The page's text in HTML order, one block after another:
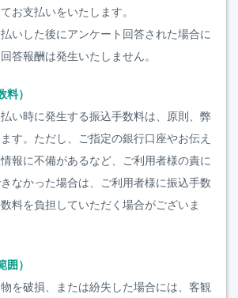
お支払いをいたします。
いした後にアンケート回答された場合に
答報酬は発生いたしません。
）
い時に発生する振込手数料は、原則、弊
す。ただし、ご指定の銀行口座やお伝え
報に不備があるなど、ご利用者様の責に
なかった場合は、ご利用者様に振込手数
料を負担していただく場合がございま
）
を破損、または紛失した場合には、客観